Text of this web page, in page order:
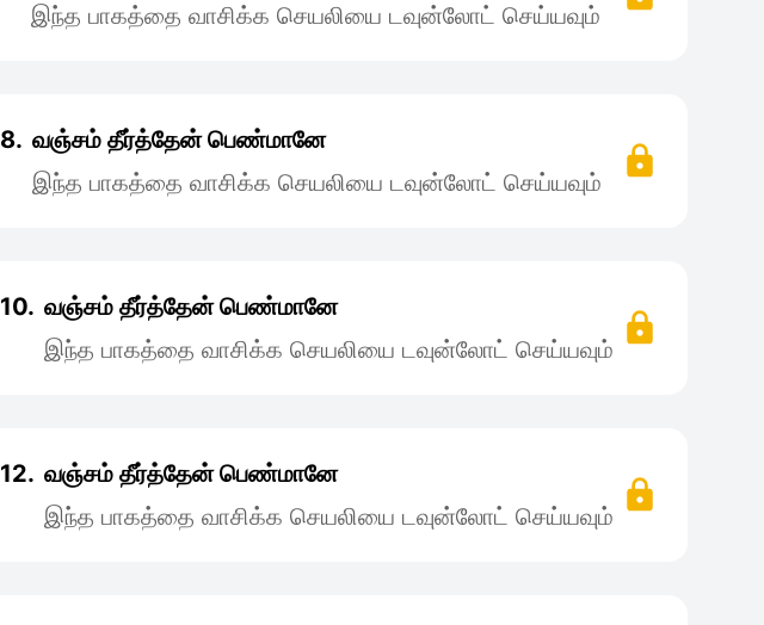
இந்த பாகத்தை வாசிக்க செயலியை டவுன்லோட் செய்யவும்
8. வஞ்சம் தீர்த்தேன் பெண்மானே
இந்த பாகத்தை வாசிக்க செயலியை டவுன்லோட் செய்யவும்
10. வஞ்சம் தீர்த்தேன் பெண்மானே
இந்த பாகத்தை வாசிக்க செயலியை டவுன்லோட் செய்யவும்
12. வஞ்சம் தீர்த்தேன் பெண்மானே
இந்த பாகத்தை வாசிக்க செயலியை டவுன்லோட் செய்யவும்